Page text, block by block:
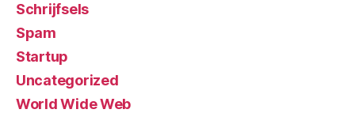
Schrijfsels
Spam
Startup
Uncategorized
World Wide Web